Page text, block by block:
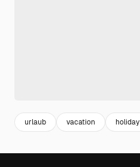
urlaub vacation holiday